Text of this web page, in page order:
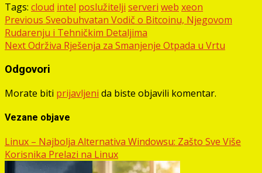
Tags: cloud intel poslužitelji serveri web xeon
Post
navigation
Previous Sveobuhvatan Vodič o Bitcoinu, Njegovom
Rudarenju i Tehničkim Detaljima
NextOdrživa Rješenja za Smanjenje Otpada u Vrtu
Odgovori
Morate biti prijavljeni da biste objavili komentar.
Vezane objave
Linux – Najbolja Alternativa Windowsu: Zašto Sve Više
Korisnika Prelazi na Linux